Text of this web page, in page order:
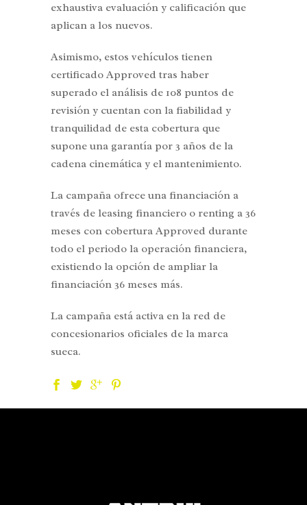
exhaustiva evaluación y calificación que
aplican a los nuevos.
Asimismo, estos vehículos tienen
certificado Approved tras haber
superado el análisis de 108 puntos de
revisión y cuentan con la fiabilidad y
tranquilidad de esta cobertura que
supone una garantía por 3 años de la
cadena cinemática y el mantenimiento.
La campaña ofrece una financiación a
través de leasing financiero o renting a 36
meses con cobertura Approved durante
todo el periodo la operación financiera,
existiendo la opción de ampliar la
financiación 36 meses más.
La campaña está activa en la red de
concesionarios oficiales de la marca
sueca.